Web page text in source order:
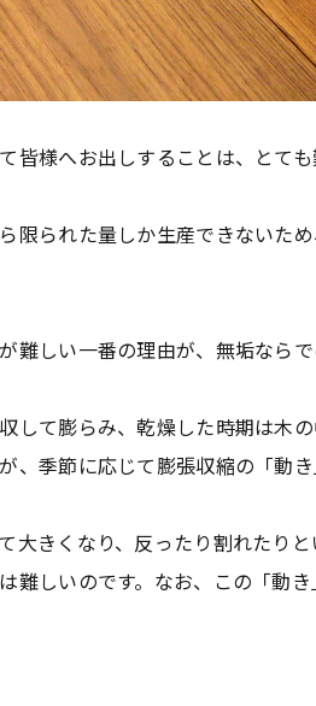
様へお出しすることは、とても
限られた量しか生産できないた
難しい一番の理由が、無垢なら
して膨らみ、乾燥した時期は木
季節に応じて膨張収縮の「動き
大きくなり、反ったり割れたり
難しいのです。なお、この「動